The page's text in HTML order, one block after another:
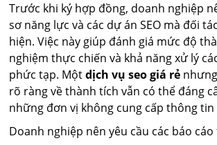
Trước khi ký hợp đồng, doanh nghiệp
sơ năng lực và các dự án SEO mà đối
hiện. Việc này giúp đánh giá mức độ
nghiệm thực chiến và khả năng xử lý
phức tạp. Mộtdịch vụ seo giá rẻ
rõ ràng về thành tích vẫn có thể đáng
những đơn vị không cung cấp thông
Doanh nghiệp nên yêu cầu các báo